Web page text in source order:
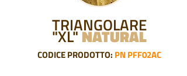
TRIANGOLARE
"XL"NATURAL
CODICE PRODOTTO: PN PFF02AC